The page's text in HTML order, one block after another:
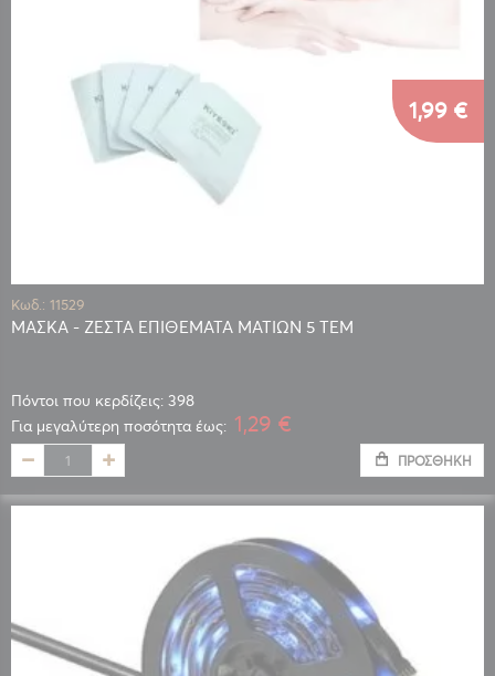
Κωδ.: 11529
ΜΑΣΚΑ - ΖΕΣΤΑ ΕΠΙΘΕΜΑΤΑ ΜΑΤΙΩΝ 5 TEM
Πόντοι που κερδίζεις: 398
1,99 €
Για μεγαλύτερη ποσότητα έως: 1,29 €
ΠΡΟΣΘΉΚΗ